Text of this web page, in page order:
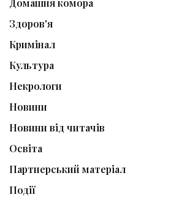
Домашня комора
Здоров'я
Кримінал
Культура
Некрологи
Новини
Новини від читачів
Освіта
Партнерський матеріал
Події